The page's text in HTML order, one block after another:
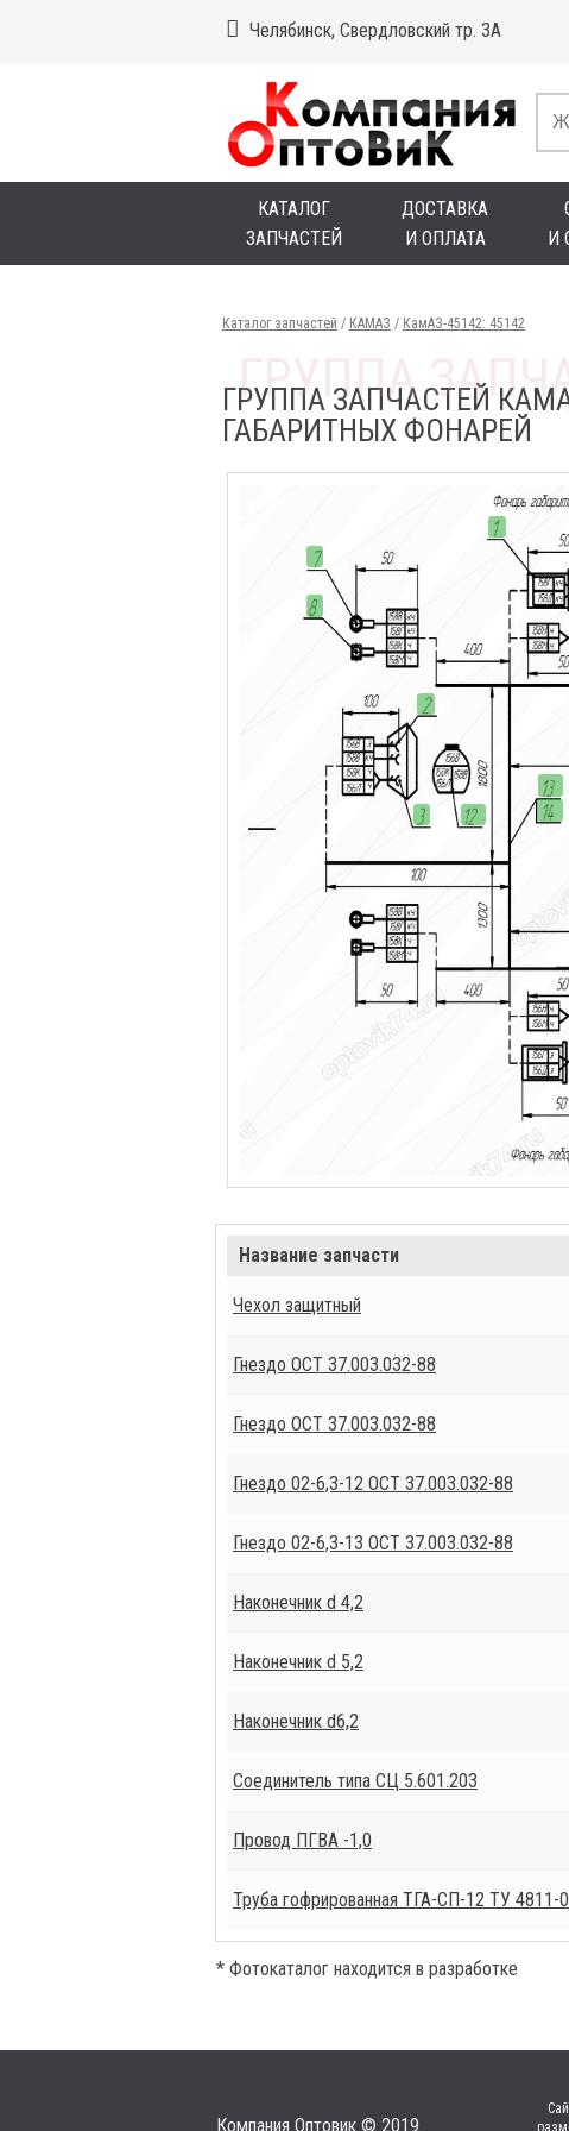
Челябинск, Свердловский тр. 3А
КАТАЛОГ
ЗАПЧАСТЕЙ
ДОСТАВКА
И ОПЛАТА
И
Каталог запчастей / КАМАЗ / КамАЗ-45142: 45142
ГРУППА ЗАПЧАСТЕЙ
ГАБАРИТНЫХ ФОНАРЕЙ
Название запчасти
Чехол защитный
Гнездо ОСТ 37.003.032-88
Гнездо ОСТ 37.003.032-88
Гнездо 02-6,3-12 ОСТ 37.003.032-88
Гнездо 02-6,3-13 ОСТ 37.003.032-88
Наконечник d 4,2
Наконечник d 5,2
Наконечник d6,2
Соединитель типа СЦ 5.601.203
Провод ПГВА -1,0
Труба гофрированная ТГА-СП-12 ТУ 4811-
* Фотокаталог находится в разработке
Компания Оптовик © 2019